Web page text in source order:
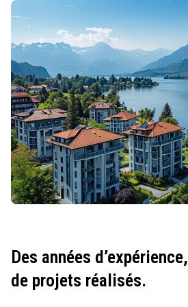
Des années d’expérience,
de projets réalisés.